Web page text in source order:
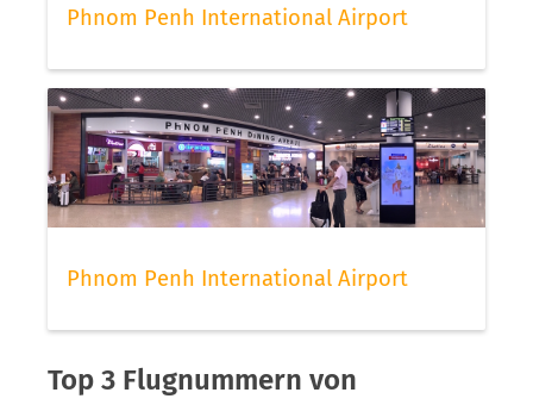
Phnom Penh International Airport
Phnom Penh International Airport
Top 3 Flugnummern von